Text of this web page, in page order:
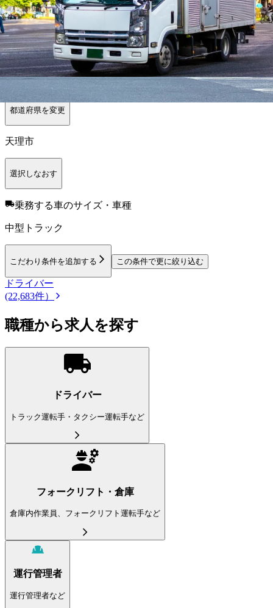
奈良市大和高田市大和郡山市天理市橿原市桜井市 五條市御所
市生駒市香芝市 生駒郡平群町 生駒郡斑鳩町生駒郡安堵
町磯城郡川西町磯城郡三宅町磯城郡田原本町高市郡明日香村
北葛城郡上牧町北葛城郡王寺町北葛城郡広陵町
北葛城郡河合
町
勤務エリア
都道府県を変更
天理市
選択しなおす
乗務する車のサイズ・車種
中型トラック
こだわり条件を追加する この条件で更に絞り込む
ドライバー
(22,683件）
職種から求人を探す
ドライバー
トラック運転手・タクシー運転手など
フォークリフト・倉庫
倉庫内作業員、フォークリフト運転手など
運行管理者
運行管理者など